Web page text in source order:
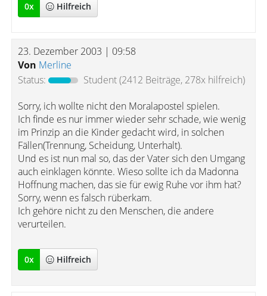
0x Hilfreich
23. Dezember 2003 | 09:58
Von Merline
Status:
Student(2412 Beiträge, 278x hilfreich)
Sorry, ich wollte nicht den Moralapostel spielen.
Ich finde es nur immer wieder sehr schade, wie wenig
im Prinzip an die Kinder gedacht wird, in solchen
Fällen(Trennung, Scheidung, Unterhalt).
Und es ist nun mal so, das der Vater sich den Umgang
auch einklagen könnte. Wieso sollte ich da Madonna
Hoffnung machen, das sie für ewig Ruhe vor ihm hat?
Sorry, wenn es falsch rüberkam.
Ich gehöre nicht zu den Menschen, die andere
verurteilen.
0x Hilfreich